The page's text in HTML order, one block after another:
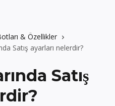
& Özellikler
Satış ayarları nelerdir?
Satış